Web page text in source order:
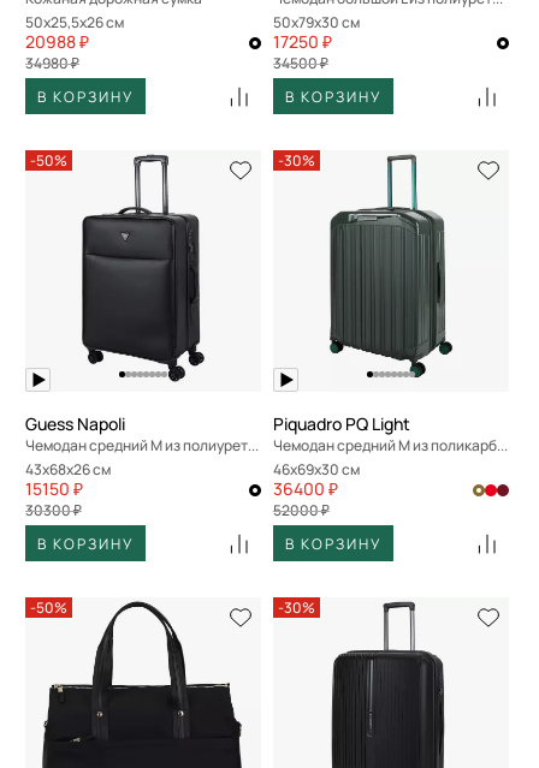
50x25,5x26 см
20988 ₽
34980 ₽
В КОРЗИНУ
50x79x30 см
17250 ₽
34500 ₽
В КОРЗИНУ
-50%
Guess Napoli
Чемодан средний M из полиурeтана
43x68x26 см
15150 ₽
30300 ₽
В КОРЗИНУ
-30%
Piquadro PQ Light
Чемодан средний M из поликарбоната
46x69x30 см
36400 ₽
52000 ₽
В КОРЗИНУ
-50% -30%